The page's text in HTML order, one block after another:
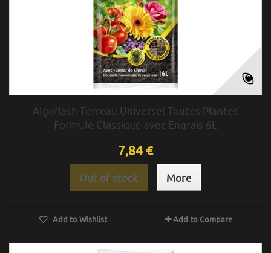
Algoflash Terreau Universel Toutes Plantes
Formule Classique avec Engrais 6L
7,84 €
Out of stock More
Add to Wishlist Add to Compare